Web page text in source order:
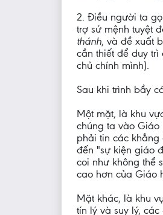
2. Điều người ta
trợ sứ mệnh tuyệt
thánh, và đề xuất
cần thiết để duy
chủ chính mình).
Sau khi trình bầy
Một mặt, là khu
chúng ta vào Giáo
phải tin các khẳng
đến "sự kiện giáo
coi như không thể
cao hơn của Giáo
Mặt khác, là khu
tín lý và suy lý,